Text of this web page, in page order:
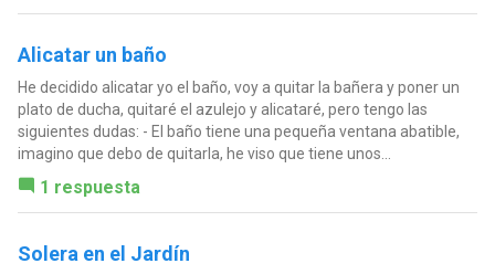
Alicatar un baño
He decidido alicatar yo el baño, voy a quitar la bañera y poner un
plato de ducha, quitaré el azulejo y alicataré, pero tengo las
siguientes dudas: - El baño tiene una pequeña ventana abatible,
imagino que debo de quitarla, he viso que tiene unos...
1 respuesta
Solera en el Jardín